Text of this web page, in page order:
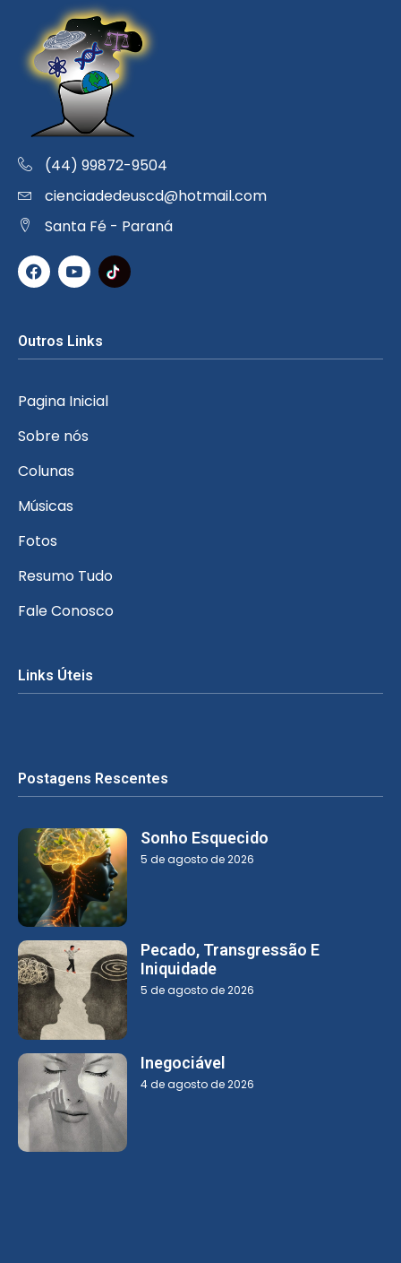
(44) 99872-9504
cienciadedeuscd@hotmail.com
Santa Fé - Paraná
Outros Links
Pagina Inicial
Sobre nós
Colunas
Músicas
Fotos
Resumo Tudo
Fale Conosco
Links Úteis
Postagens Rescentes
Sonho Esquecido
5 de agosto de 2026
Pecado, Transgressão E
Iniquidade
5 de agosto de 2026
Inegociável
4 de agosto de 2026